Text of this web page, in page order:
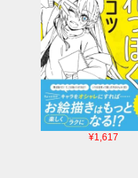
¥1,617